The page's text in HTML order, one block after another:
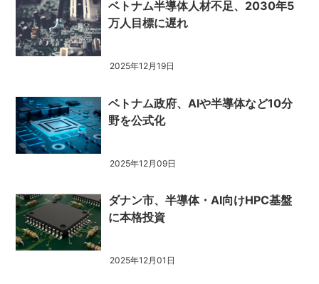
ベトナム半導体人材不足、2030年5
万人目標に遅れ
2025年12月19日
ベトナム政府、AIや半導体など10分
野を公式化
2025年12月09日
ダナン市、半導体・AI向けHPC基盤
に本格投資
2025年12月01日